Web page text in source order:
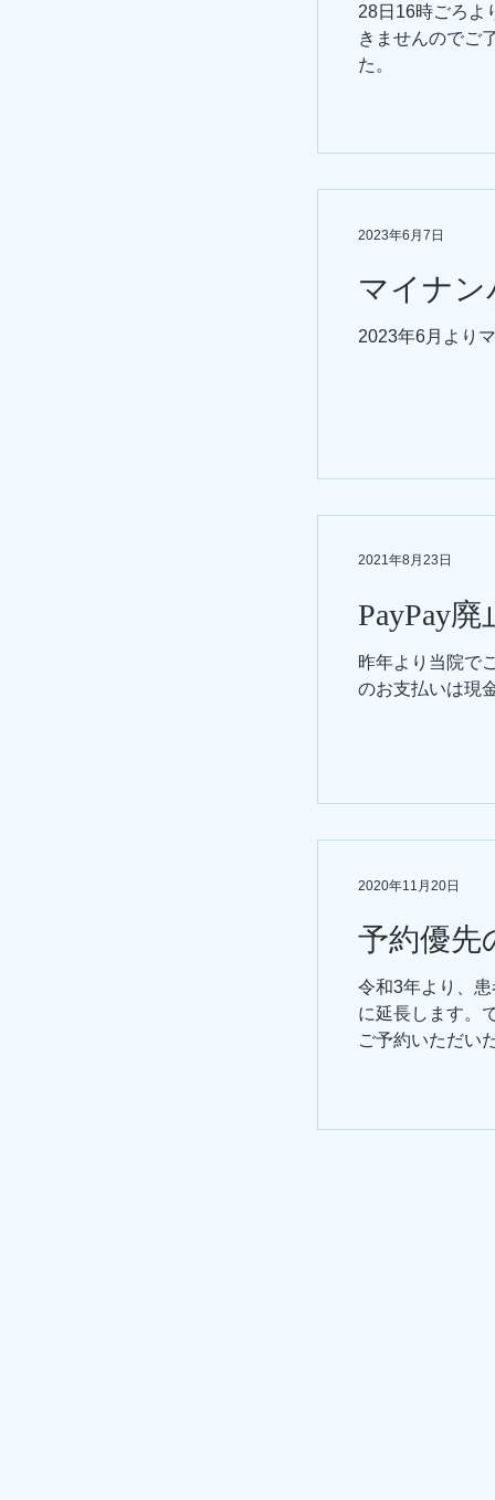
28日16時ごろよ
きませんのでご
た。
マイナ
2023年6月より
2023年6月7日
PayPay
昨年より当院で
のお支払いは現
2021年8月23日
予約優先
令和3年より、
に延長します。
ご予約いただい
2020年11月20日